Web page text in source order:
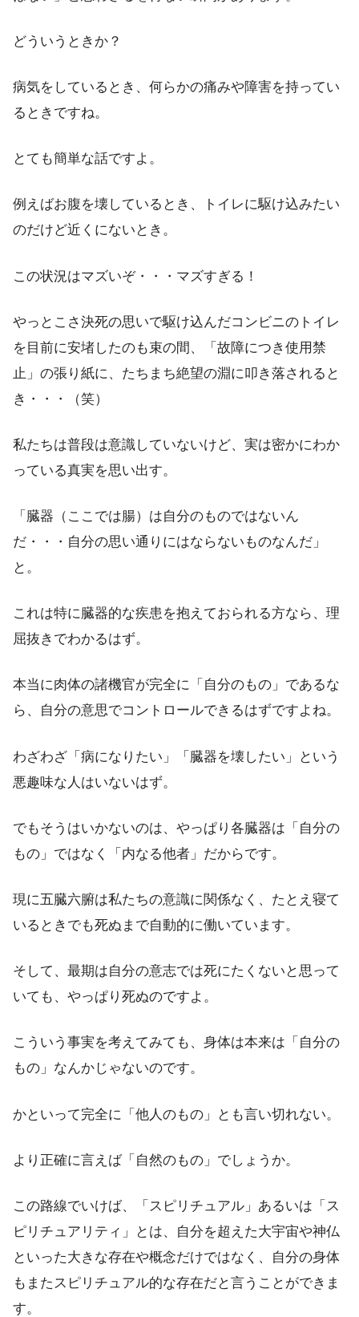
どういうときか？
病気をしているとき、何らかの痛みや障害を持ってい
るときですね。
とても簡単な話ですよ。
例えばお腹を壊しているとき、トイレに駆け込みたい
のだけど近くにないとき。
この状況はマズいぞ・・・マズすぎる！
やっとこさ決死の思いで駆け込んだコンビニのトイレ
を目前に安堵したのも束の間、「故障につき使用禁
止」の張り紙に、たちまち絶望の淵に叩き落されると
き・・・（笑）
私たちは普段は意識していないけど、実は密かにわか
っている真実を思い出す。
「臓器（ここでは腸）は自分のものではないん
だ・・・自分の思い通りにはならないものなんだ」
と。
これは特に臓器的な疾患を抱えておられる方なら、理
屈抜きでわかるはず。
本当に肉体の諸機官が完全に「自分のもの」であるな
ら、自分の意思でコントロールできるはずですよね。
わざわざ「病になりたい」「臓器を壊したい」という
悪趣味な人はいないはず。
でもそうはいかないのは、やっぱり各臓器は「自分の
もの」ではなく「内なる他者」だからです。
現に五臓六腑は私たちの意識に関係なく、たとえ寝て
いるときでも死ぬまで自動的に働いています。
そして、最期は自分の意志では死にたくないと思って
いても、やっぱり死ぬのですよ。
こういう事実を考えてみても、身体は本来は「自分の
もの」なんかじゃないのです。
かといって完全に「他人のもの」とも言い切れない。
より正確に言えば「自然のもの」でしょうか。
この路線でいけば、「スピリチュアル」あるいは「ス
ピリチュアリティ」とは、自分を超えた大宇宙や神仏
といった大きな存在や概念だけではなく、自分の身体
もまたスピリチュアル的な存在だと言うことができま
す。